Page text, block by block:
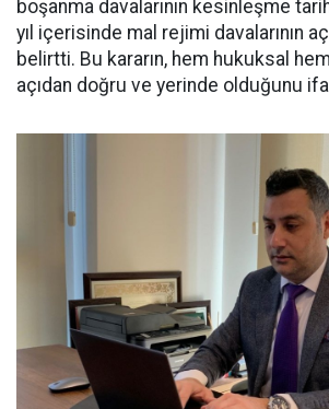
boşanma davalarının kesinleşme
yıl içerisinde mal rejimi davalarının
belirtti. Bu kararın, hem hukuksal
açıdan doğru ve yerinde olduğunu